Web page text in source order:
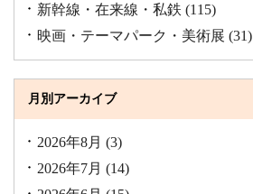
新幹線・在来線・私鉄 (115)
映画・テーマパーク・美術展 (31)
月別アーカイブ
2026年8月 (3)
2026年7月 (14)